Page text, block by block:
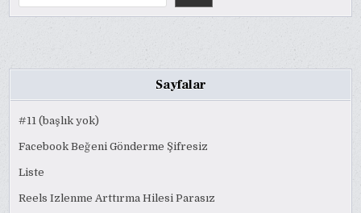
Sayfalar
#11 (başlık yok)
Facebook Beğeni Gönderme Şifresiz
Liste
Reels Izlenme Arttırma Hilesi Parasız